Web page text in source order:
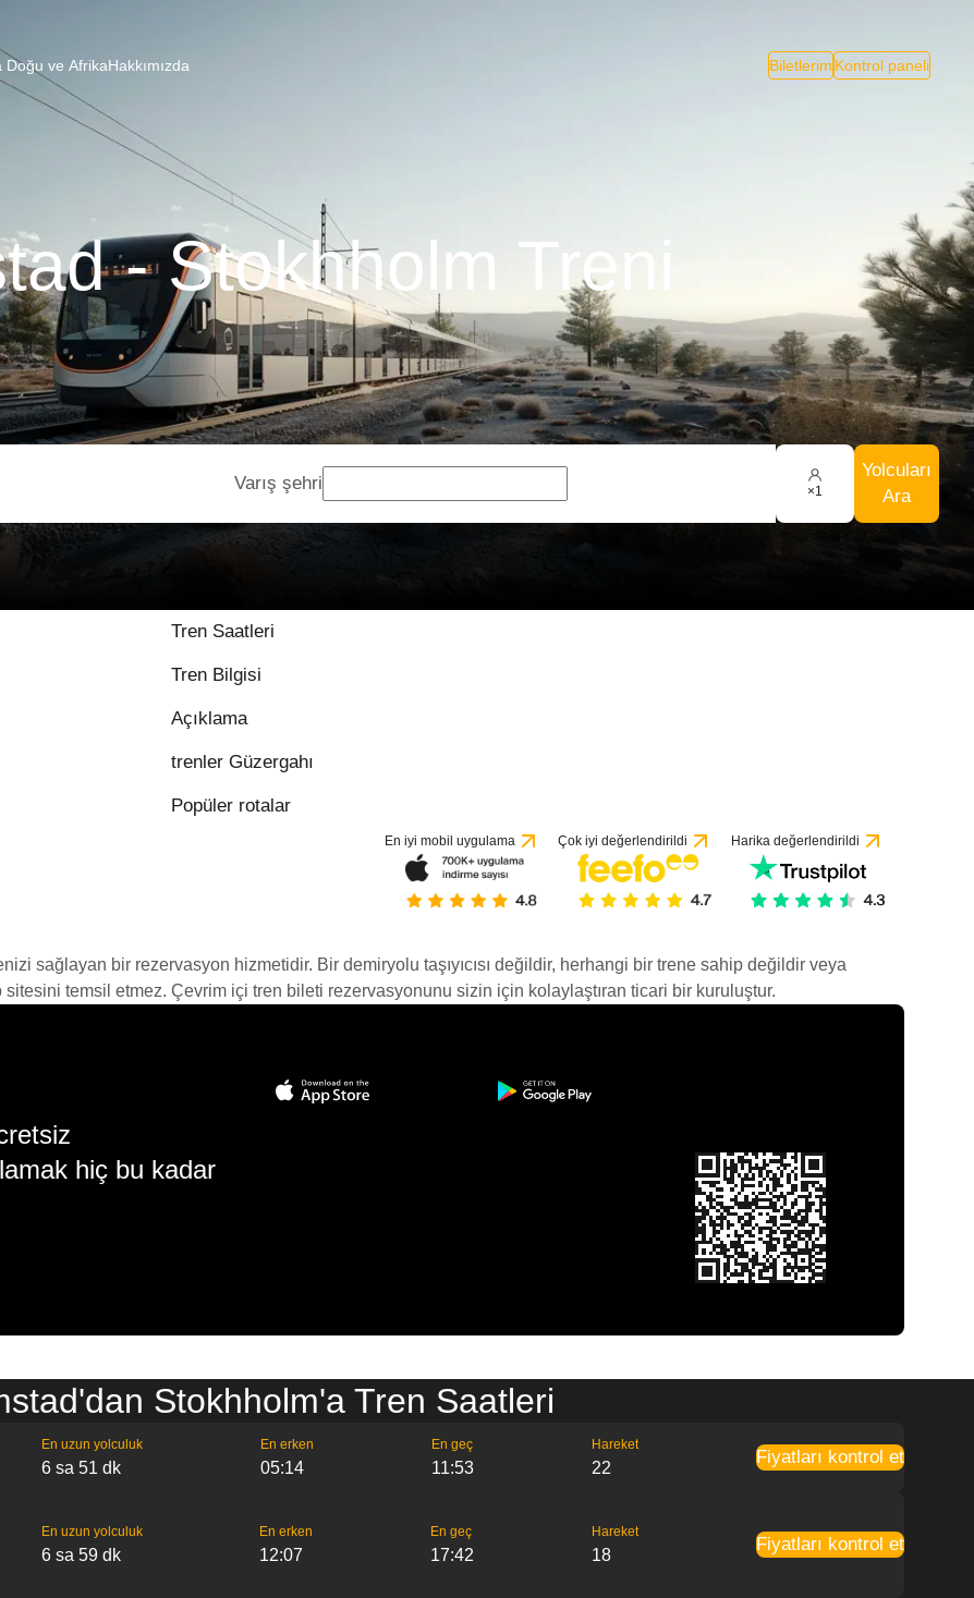
Doğu ve AfrikaHakkımızda Biletlerim Kontrol paneli
- Stokhholm Treni
Varış şehri ×1
Yolcuları
Ara
Tren Saatleri
Tren Bilgisi
Açıklama
trenler Güzergahı
Popüler rotalar
En iyi mobil uygulama Çok iyi değerlendirildi Harika değerlendirildi
sağlayan bir rezervasyon hizmetidir. Bir demiryolu taşıyıcısı değildir, herhangi bir trene sahip değildir veya
temsil etmez. Çevrim içi tren bileti rezervasyonunu sizin için kolaylaştıran ticari bir kuruluştur.
hiç bu kadar
Stokhholm'a Tren Saatleri
En uzun yolculuk
6 sa 51 dk
En erken
05:14
En geç
11:53
Hareket
22
Fiyatları kontrol et
En uzun yolculuk
6 sa 59 dk
En erken
12:07
En geç
17:42
Hareket
18
Fiyatları kontrol et